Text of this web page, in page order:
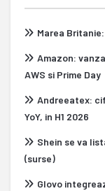
Marea
Amazon:
AWS si Prime Day
Andreeatex:
YoY, in H1 2026
Shein se va
(surse)
Glovo